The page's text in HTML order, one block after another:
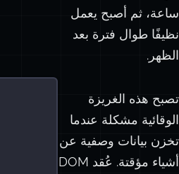
ساعة، ثم أصبح يعمل
نظيفًا طوال فترة بعد
الظهر.
تصبح هذه الغريزة
الوقائية مشكلة عندما
تخزن بيانات وصفية عن
أشياء مؤقتة. عُقد DOM